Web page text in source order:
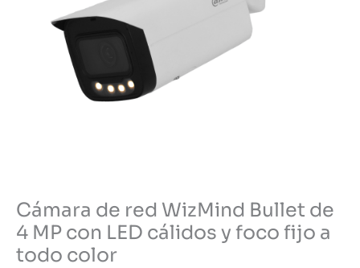
Cámara de red WizMind Bullet de
4 MP con LED cálidos y foco fijo a
todo color